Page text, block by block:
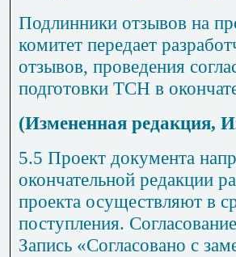
Подлинники отзывов на
комитет передает
отзывов, проведения
подготовки ТСН в
(Измененная редакция,
5.5 Проект документа
окончательной редакции
проекта осуществляют в
поступления.
Запись «Согласовано с